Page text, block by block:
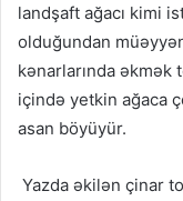
landşaft ağacı kimi
olduğundan
kənarlarında
içində yetkin ağaca
asan böyüyür.
Yazda əkilən çinar